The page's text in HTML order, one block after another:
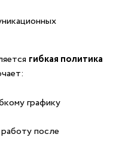
гибкая политика
графику
после